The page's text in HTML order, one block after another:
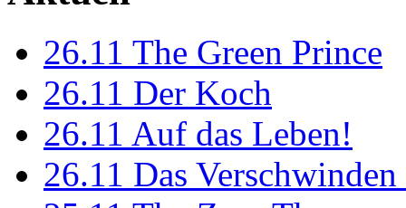
26.11 The Green Prince
26.11 Der Koch
26.11 Auf das Leben!
26.11 Das